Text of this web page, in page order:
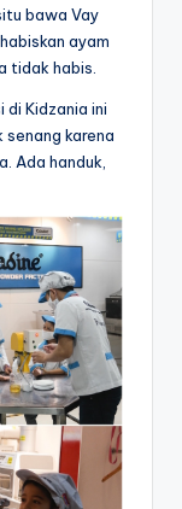
bawa Vay
ayam
tidak habis.
Kidzania ini
karena
Ada handuk,